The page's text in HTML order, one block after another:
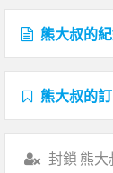
熊大叔的
熊大叔的
封鎖 熊大